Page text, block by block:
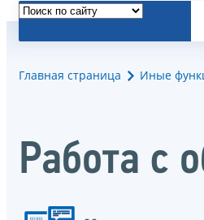
Главная страница Иные
Работа с